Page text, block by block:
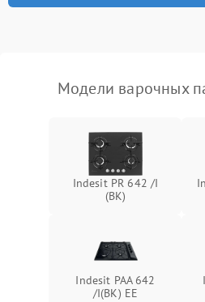
Модели варочных
Indesit PR 642 /I
(BK)
Indesit PAA 642
/I(BK) EE